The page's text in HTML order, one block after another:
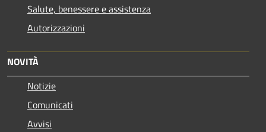
Salute, benessere e assistenza
Autorizzazioni
NOVITÀ
Notizie
Comunicati
Avvisi